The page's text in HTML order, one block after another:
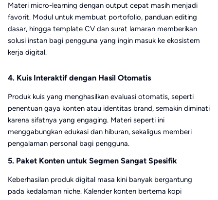
Materi micro-learning dengan output cepat masih menjadi
favorit. Modul untuk membuat portofolio, panduan editing
dasar, hingga template CV dan surat lamaran memberikan
solusi instan bagi pengguna yang ingin masuk ke ekosistem
kerja digital.
4. Kuis Interaktif dengan Hasil Otomatis
Produk kuis yang menghasilkan evaluasi otomatis, seperti
penentuan gaya konten atau identitas brand, semakin diminati
karena sifatnya yang engaging. Materi seperti ini
menggabungkan edukasi dan hiburan, sekaligus memberi
pengalaman personal bagi pengguna.
5. Paket Konten untuk Segmen Sangat Spesifik
Keberhasilan produk digital masa kini banyak bergantung
pada kedalaman niche. Kalender konten bertema kopi